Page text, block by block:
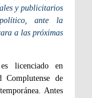
y publicitarios
ante la
a las próximas
licenciado en
de
Antes